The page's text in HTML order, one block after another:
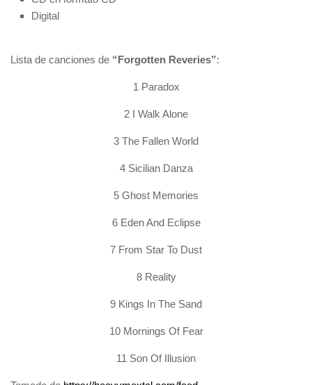
Digital
Lista de canciones de “Forgotten Reveries”:
1 Paradox
2 I Walk Alone
3 The Fallen World
4 Sicilian Danza
5 Ghost Memories
6 Eden And Eclipse
7 From Star To Dust
8 Reality
9 Kings In The Sand
10 Mornings Of Fear
11 Son Of Illusion